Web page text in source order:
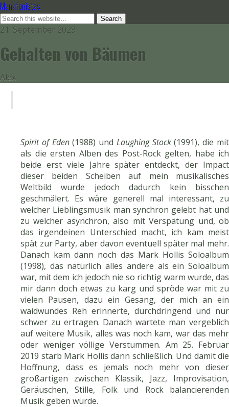
Manafonistas
21. September 2023
Gehalten von Bäumen
Alex
Spirit of Eden(1988) und Laughing Stock(1991), die mit
als die ersten Alben des Post-Rock gelten, habe ich
beide erst viele Jahre später entdeckt, der Impact
dieser beiden Scheiben auf mein musikalisches
Weltbild wurde jedoch dadurch kein bisschen
geschmälert. Es wäre generell mal interessant, zu
welcher Lieblingsmusik man synchron gelebt hat und
zu welcher asynchron, also mit Verspätung und, ob
das irgendeinen Unterschied macht, ich kam meist
spät zur Party, aber davon eventuell später mal mehr.
Danach kam dann noch das Mark Hollis Soloalbum
(1998), das natürlich alles andere als ein Soloalbum
war, mit dem ich jedoch nie so richtig warm wurde, das
mir dann doch etwas zu karg und spröde war mit zu
vielen Pausen, dazu ein Gesang, der mich an ein
waidwundes Reh erinnerte, durchdringend und nur
schwer zu ertragen. Danach wartete man vergeblich
auf weitere Musik, alles was noch kam, war das mehr
oder weniger völlige Verstummen. Am 25. Februar
2019 starb Mark Hollis dann schließlich. Und damit die
Hoffnung, dass es jemals noch mehr von dieser
großartigen zwischen Klassik, Jazz, Improvisation,
Geräuschen, Stille, Folk und Rock balancierenden
Musik geben würde.